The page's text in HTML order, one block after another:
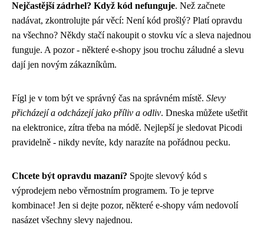
Nejčastější zádrhel? Když kód nefunguje. Než začnete
nadávat, zkontrolujte pár věcí: Není kód prošlý? Platí opravdu
na všechno? Někdy stačí nakoupit o stovku víc a sleva najednou
funguje. A pozor - některé e-shopy jsou trochu záludné a slevu
dají jen novým zákazníkům.
Fígl je v tom být ve správný čas na správném místě. Slevy
přicházejí a odcházejí jako příliv a odliv. Dneska můžete ušetřit
na elektronice, zítra třeba na módě. Nejlepší je sledovat Picodi
pravidelně - nikdy nevíte, kdy narazíte na pořádnou pecku.
Chcete být opravdu mazaní? Spojte slevový kód s
výprodejem nebo věrnostním programem. To je teprve
kombinace! Jen si dejte pozor, některé e-shopy vám nedovolí
nasázet všechny slevy najednou.